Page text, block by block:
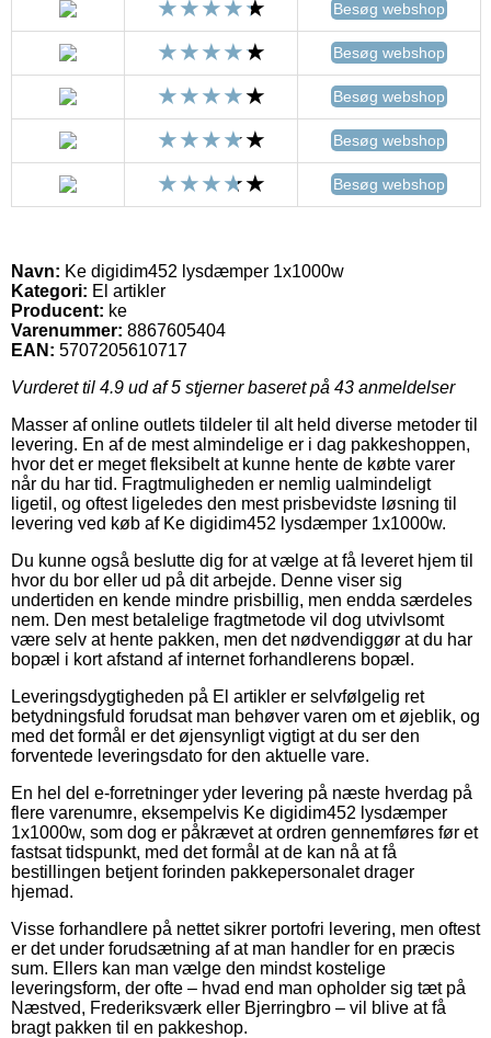
Besøg webshop
Besøg webshop
Besøg webshop
Besøg webshop
Besøg webshop
Navn: Ke digidim452 lysdæmper 1x1000w
Kategori: El artikler
Producent: ke
Varenummer: 8867605404
EAN: 5707205610717
Vurderet til 4.9 ud af 5 stjerner baseret på 43 anmeldelser
Masser af online outlets tildeler til alt held diverse metoder til
levering. En af de mest almindelige er i dag pakkeshoppen,
hvor det er meget fleksibelt at kunne hente de købte varer
når du har tid. Fragtmuligheden er nemlig ualmindeligt
ligetil, og oftest ligeledes den mest prisbevidste løsning til
levering ved køb af Ke digidim452 lysdæmper 1x1000w.
Du kunne også beslutte dig for at vælge at få leveret hjem til
hvor du bor eller ud på dit arbejde. Denne viser sig
undertiden en kende mindre prisbillig, men endda særdeles
nem. Den mest betalelige fragtmetode vil dog utvivlsomt
være selv at hente pakken, men det nødvendiggør at du har
bopæl i kort afstand af internet forhandlerens bopæl.
Leveringsdygtigheden på El artikler er selvfølgelig ret
betydningsfuld forudsat man behøver varen om et øjeblik, og
med det formål er det øjensynligt vigtigt at du ser den
forventede leveringsdato for den aktuelle vare.
En hel del e-forretninger yder levering på næste hverdag på
flere varenumre, eksempelvis Ke digidim452 lysdæmper
1x1000w, som dog er påkrævet at ordren gennemføres før et
fastsat tidspunkt, med det formål at de kan nå at få
bestillingen betjent forinden pakkepersonalet drager
hjemad.
Visse forhandlere på nettet sikrer portofri levering, men oftest
er det under forudsætning af at man handler for en præcis
sum. Ellers kan man vælge den mindst kostelige
leveringsform, der ofte – hvad end man opholder sig tæt på
Næstved, Frederiksværk eller Bjerringbro – vil blive at få
bragt pakken til en pakkeshop.